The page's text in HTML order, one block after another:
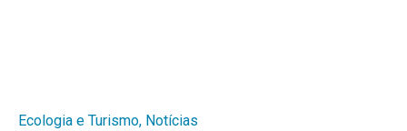
Ecologia e Turismo, Notícias